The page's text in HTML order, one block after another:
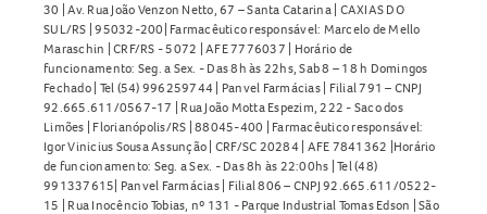
30 | Av. Rua João Venzon Netto, 67 – Santa Catarina | CAXIAS DO
SUL/RS | 95032-200| Farmacêutico responsável: Marcelo de Mello
Maraschin | CRF/RS - 5072 | AFE 7776037 | Horário de
funcionamento: Seg. a Sex. - Das 8h às 22hs, Sab 8 – 18 h Domingos
Fechado | Tel (54) 996259744 | Panvel Farmácias | Filial 791 – CNPJ
92.665.611/0567-17 | Rua João Motta Espezim, 222 - Saco dos
Limões | Florianópolis/RS | 88045-400 | Farmacêutico responsável:
Igor Vinicius Sousa Assunção | CRF/SC 20284 | AFE 7841362 |Horário
de funcionamento: Seg. a Sex. - Das 8h às 22:00hs | Tel (48)
991337615| Panvel Farmácias | Filial 806 – CNPJ 92.665.611/0522-
15 | Rua Inocêncio Tobias, nº 131 - Parque Industrial Tomas Edson | São